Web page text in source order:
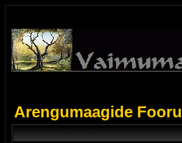
Arengumaagide